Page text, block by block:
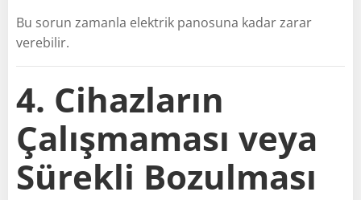
Bu sorun zamanla elektrik panosuna kadar zarar
verebilir.
4. Cihazların
Çalışmaması veya
Sürekli Bozulması